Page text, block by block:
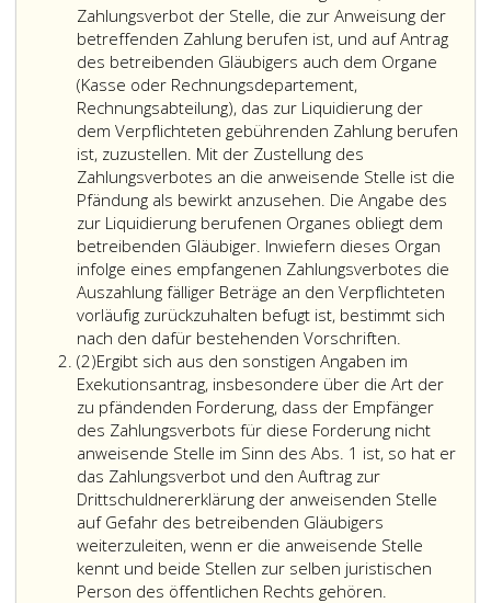
Zahlungsverbot der Stelle, die zur Anweisung der
betreffenden Zahlung berufen ist, und auf Antrag
des betreibenden Gläubigers auch dem Organe
(Kasse oder Rechnungsdepartement,
Rechnungsabteilung), das zur Liquidierung der
dem Verpflichteten gebührenden Zahlung berufen
ist, zuzustellen. Mit der Zustellung des
Zahlungsverbotes an die anweisende Stelle ist die
Pfändung als bewirkt anzusehen. Die Angabe des
zur Liquidierung berufenen Organes obliegt dem
betreibenden Gläubiger. Inwiefern dieses Organ
infolge eines empfangenen Zahlungsverbotes die
Auszahlung fälliger Beträge an den Verpflichteten
vorläufig zurückzuhalten befugt ist, bestimmt sich
nach den dafür bestehenden Vorschriften.
(2)Absatz
2
Ergibt sich aus den sonstigen Angaben im
Exekutionsantrag, insbesondere über die Art der
zu pfändenden Forderung, dass der Empfänger
des Zahlungsverbots für diese Forderung nicht
anweisende Stelle im Sinn des Abs. 1 ist, so hat er
das Zahlungsverbot und den Auftrag zur
Drittschuldnererklärung der anweisenden Stelle
auf Gefahr des betreibenden Gläubigers
weiterzuleiten, wenn er die anweisende Stelle
kennt und beide Stellen zur selben juristischen
Person des öffentlichen Rechts gehören.